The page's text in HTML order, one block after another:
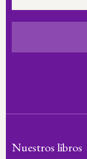
Nuestros libros